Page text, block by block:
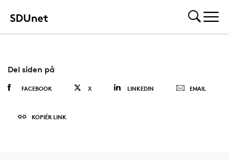
Del siden på
FACEBOOK X LINKEDIN EMAIL
KOPIÉR LINK